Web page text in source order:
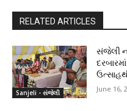
RELATED ARTICLES
Sanjeli - સંજેલી
સંજેલી
June 16,